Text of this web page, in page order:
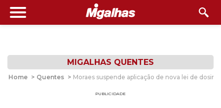
MIGALHAS QUENTES
Home > Quentes > Moraes suspende aplicação de nova lei de
PUBLICIDADE